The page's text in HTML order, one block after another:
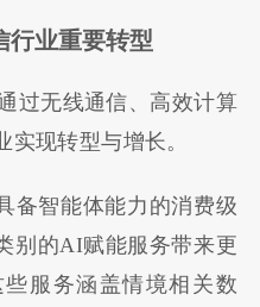
行业重要转型
过无线通信、高效计算
现转型与增长。
备智能体能力的消费级
别的AI赋能服务带来更
服务涵盖情境相关数